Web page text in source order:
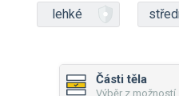
lehké
Části těla
Výběr z možností